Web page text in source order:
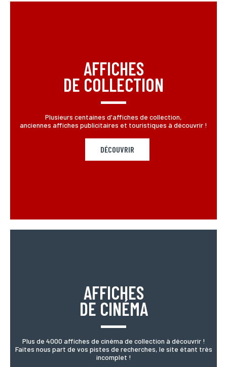
AFFICHES
DE COLLECTION
Plusieurs centaines d'affiches de collection,
anciennes affiches publicitaires et touristiques à découvrir !
DÉCOUVRIR
AFFICHES
DE CINÉMA
Plus de 4000 affiches de cinéma de collection à découvrir !
Faites nous part de vos pistes de recherches, le site étant très
incomplet !